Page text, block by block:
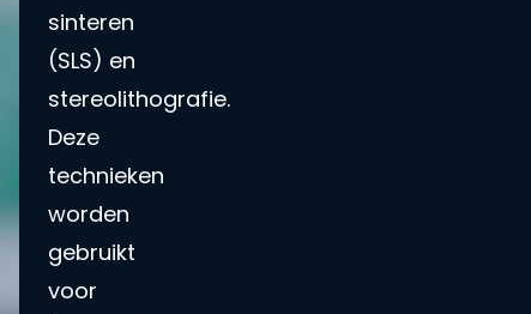
sinteren
(SLS) en
stereolithografie.
Deze
technieken
worden
gebruikt
voor